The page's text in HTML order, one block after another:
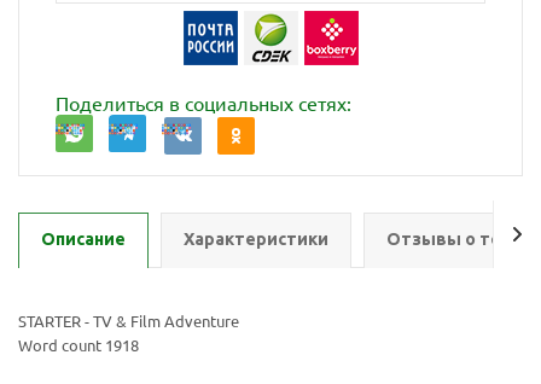
Поделиться в социальных сетях:
Описание Характеристики Отзывы о
STARTER - TV & Film Adventure
Word count 1918